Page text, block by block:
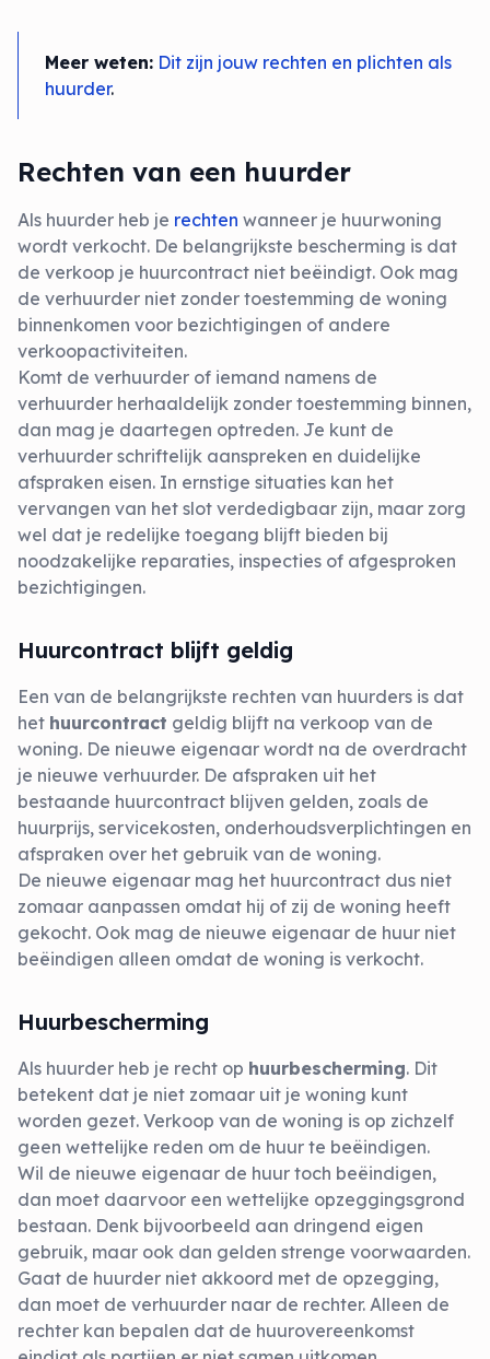
Meer weten: Dit zijn jouw rechten en plichten als
huurder.
Rechten van een huurder
Als huurder heb je rechten wanneer je huurwoning
wordt verkocht. De belangrijkste bescherming is dat
de verkoop je huurcontract niet beëindigt. Ook mag
de verhuurder niet zonder toestemming de woning
binnenkomen voor bezichtigingen of andere
verkoopactiviteiten.
Komt de verhuurder of iemand namens de
verhuurder herhaaldelijk zonder toestemming binnen,
dan mag je daartegen optreden. Je kunt de
verhuurder schriftelijk aanspreken en duidelijke
afspraken eisen. In ernstige situaties kan het
vervangen van het slot verdedigbaar zijn, maar zorg
wel dat je redelijke toegang blijft bieden bij
noodzakelijke reparaties, inspecties of afgesproken
bezichtigingen.
Huurcontract blijft geldig
Een van de belangrijkste rechten van huurders is dat
het huurcontract geldig blijft na verkoop van de
woning. De nieuwe eigenaar wordt na de overdracht
je nieuwe verhuurder. De afspraken uit het
bestaande huurcontract blijven gelden, zoals de
huurprijs, servicekosten, onderhoudsverplichtingen en
afspraken over het gebruik van de woning.
De nieuwe eigenaar mag het huurcontract dus niet
zomaar aanpassen omdat hij of zij de woning heeft
gekocht. Ook mag de nieuwe eigenaar de huur niet
beëindigen alleen omdat de woning is verkocht.
Huurbescherming
Als huurder heb je recht op huurbescherming. Dit
betekent dat je niet zomaar uit je woning kunt
worden gezet. Verkoop van de woning is op zichzelf
geen wettelijke reden om de huur te beëindigen.
Wil de nieuwe eigenaar de huur toch beëindigen,
dan moet daarvoor een wettelijke opzeggingsgrond
bestaan. Denk bijvoorbeeld aan dringend eigen
gebruik, maar ook dan gelden strenge voorwaarden.
Gaat de huurder niet akkoord met de opzegging,
dan moet de verhuurder naar de rechter. Alleen de
rechter kan bepalen dat de huurovereenkomst